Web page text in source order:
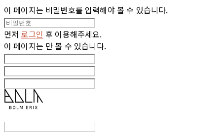
이 페이지는 비밀번호를 입력해야 볼 수 있습니다.
먼저 로그인 후 이용해주세요.
이 페이지는 만 볼 수 있습니다.